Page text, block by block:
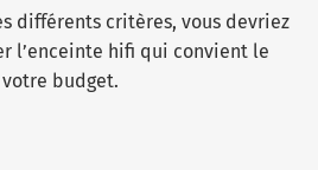
différents critères, vous devriez
l’enceinte hifi qui convient le
budget.